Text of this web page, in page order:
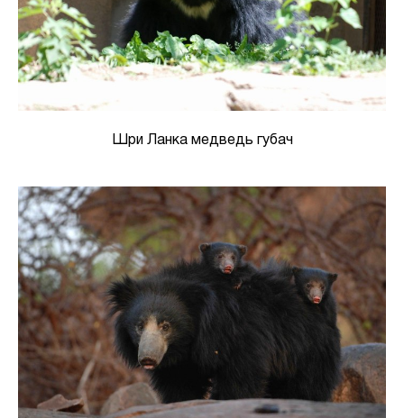
Шри Ланка медведь губач